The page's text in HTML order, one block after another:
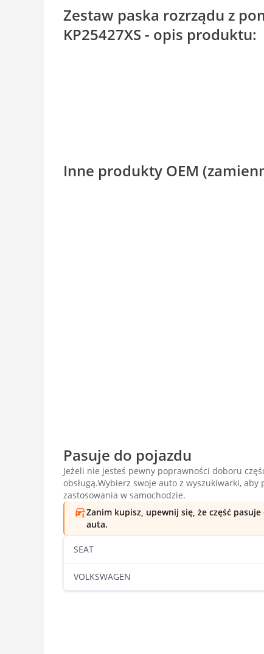
Zestaw paska rozrządu z
KP25427XS - opis produktu:
Inne produkty OEM
Pasuje do pojazdu
Jeżeli nie jesteś pewny poprawności doboru
obsługą.Wybierz swoje auto z wyszukiwarki, aby
zastosowania w samochodzie.
Zanim kupisz, upewnij się, że część pasuje
auta.
SEAT
VOLKSWAGEN